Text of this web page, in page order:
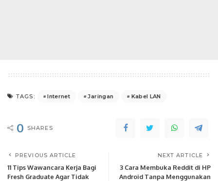
TAGS: Internet Jaringan Kabel LAN
0 SHARES
PREVIOUS ARTICLE
11 Tips Wawancara Kerja Bagi
Fresh Graduate Agar Tidak
NEXT ARTICLE
3 Cara Membuka Reddit di HP
Android Tanpa Menggunakan